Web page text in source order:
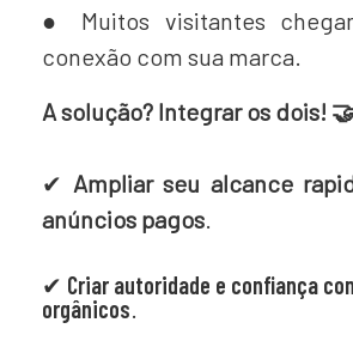
● Muitos visitantes
conexão com sua marca.
A solução? Integrar os dois!
✔ Ampliar seu alcance
anúncios pagos.
✔ Criar autoridade e confiança
orgânicos.